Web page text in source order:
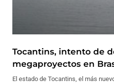
Tocantins, intento de
megaproyectos en
El estado de Tocantins, el más